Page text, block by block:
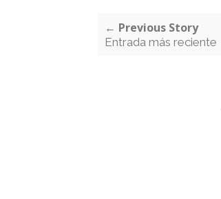
← Previous Story
Entrada más reciente